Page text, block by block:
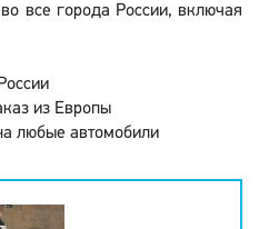
все города России, включая
из Европы
любые автомобили